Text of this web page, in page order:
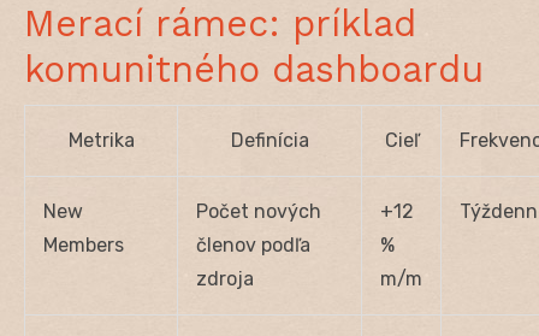
Merací rámec: príklad
komunitného dashboardu
Metrika Definícia Cieľ
New
Members
Počet nových
členov podľa
zdroja
+12
%
m/m